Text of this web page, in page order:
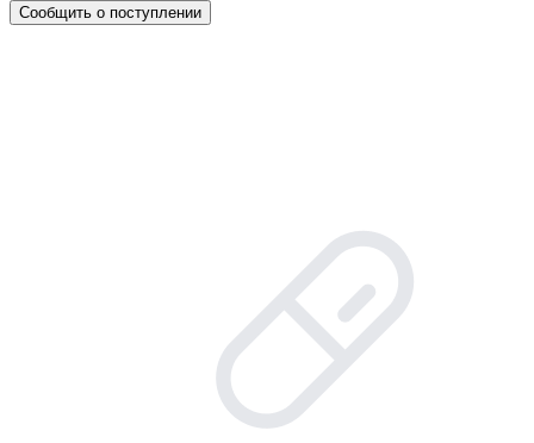
Сообщить о поступлении